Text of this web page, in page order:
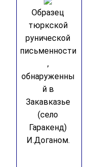
Образец
тюркской
рунической
письменности
,
обнаруженны
й в
Закавказье
(село
Гаракенд)
И.Доганом.